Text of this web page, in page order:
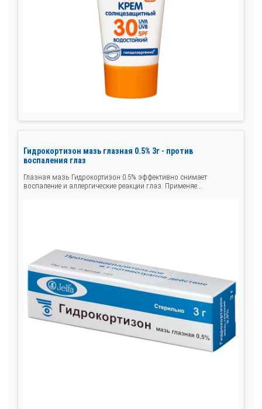
Гидрокортизон мазь глазная 0.5% 3г - против
воспаления глаз
Глазная мазь Гидрокортизон 0.5% эффективно снимает
воспаление и аллергические реакции глаз. Применяе...